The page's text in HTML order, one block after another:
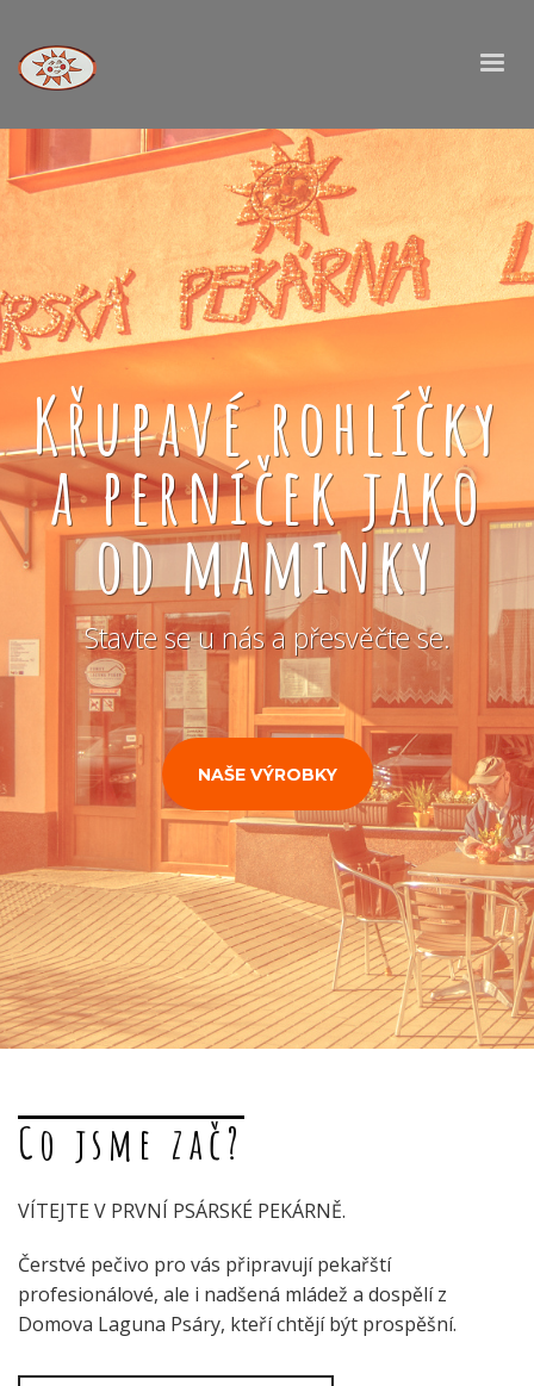
Křupavé rohlíčky
a perníček jako
od maminky
Stavte se u nás a přesvěčte se.
NAŠE VÝROBKY
Co jsme zač?
VÍTEJTE V PRVNÍ PSÁRSKÉ PEKÁRNĚ.
Čerstvé pečivo pro vás připravují pekařští
profesionálové, ale i nadšená mládež a dospělí z
Domova Laguna Psáry, kteří chtějí být prospěšní.